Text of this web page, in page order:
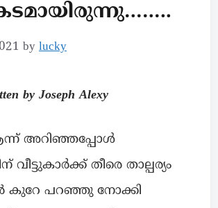
by lucky
by Joseph Alexy
അറിഞ്ഞപ്പോൾ
തീരെ താല്പര്യം
കുറേ പറഞ്ഞു നോക്കി